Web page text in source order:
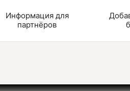
Информация для
партнёров